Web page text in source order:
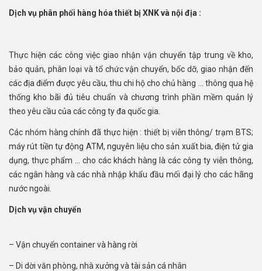
Dịch vụ phân phối hàng hóa thiết bị XNK và nội địa :
Thực hiện các công việc giao nhận vận chuyển tập trung về kho,
bảo quản, phân loại và tổ chức vận chuyển, bốc dỡ, giao nhận đến
các địa điểm được yêu cầu, thu chi hộ cho chủ hàng … thông qua hệ
thống kho bãi đủ tiêu chuẩn và chương trình phần mềm quản lý
theo yêu cầu của các công ty đa quốc gia.
Các nhóm hàng chính đã thực hiện : thiết bị viễn thông/ trạm BTS;
máy rút tiền tự động ATM, nguyên liệu cho sản xuất bia, điện tử gia
dụng, thực phẩm … cho các khách hàng là các công ty viễn thông,
các ngân hàng và các nhà nhập khẩu đầu mối đại lý cho các hãng
nước ngoài.
Dịch vụ vận chuyển
– Vận chuyển container và hàng rời
– Di dời văn phòng, nhà xưởng và tài sản cá nhân